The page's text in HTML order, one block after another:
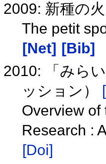
2009: 新種の
The petit
[Net]
[Bib]
2010: 「みら
ッション）
Overview of
Research :
[Doi]